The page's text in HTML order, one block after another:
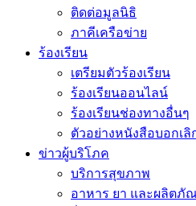
ติดต่อมูลนิธิ
ภาคีเครือข่าย
ร้องเรียน
เตรียมตัวร้องเรียน
ร้องเรียนออนไลน์
ร้องเรียนช่องทางอื่นๆ
ตัวอย่างหนังสือบอกเ
ข่าวผู้บริโภค
บริการสุขภาพ
อาหาร ยา และผลิตภั